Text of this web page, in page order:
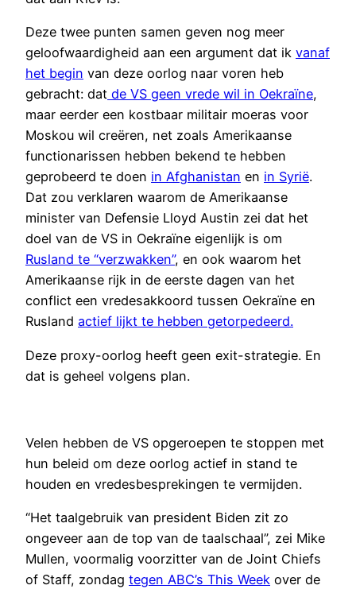
Deze twee punten samen geven nog meer
geloofwaardigheid aan een argument dat ik vanaf
het begin van deze oorlog naar voren heb
gebracht: dat de VS geen vrede wil in Oekraïne,
maar eerder een kostbaar militair moeras voor
Moskou wil creëren, net zoals Amerikaanse
functionarissen hebben bekend te hebben
geprobeerd te doen in Afghanistan en in Syrië.
Dat zou verklaren waarom de Amerikaanse
minister van Defensie Lloyd Austin zei dat het
doel van de VS in Oekraïne eigenlijk is om
Rusland te “verzwakken”, en ook waarom het
Amerikaanse rijk in de eerste dagen van het
conflict een vredesakkoord tussen Oekraïne en
Rusland actief lijkt te hebben getorpedeerd.
Deze proxy-oorlog heeft geen exit-strategie. En
dat is geheel volgens plan.
Velen hebben de VS opgeroepen te stoppen met
hun beleid om deze oorlog actief in stand te
houden en vredesbesprekingen te vermijden.
“Het taalgebruik van president Biden zit zo
ongeveer aan de top van de taalschaal”, zei Mike
Mullen, voormalig voorzitter van de Joint Chiefs
of Staff, zondag tegen ABC’s This Week over de